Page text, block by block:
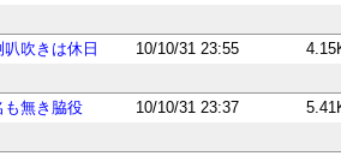
叭吹きは休日 10/10/31 23:55
も無き脇役 10/10/31 23:37